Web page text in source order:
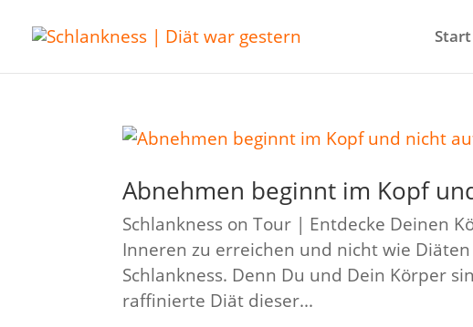
Start
Abnehmen beginnt im Kopf
Schlankness on Tour | Entdecke Deinen
Inneren zu erreichen und nicht wie
Schlankness. Denn Du und Dein Körper
raffinierte Diät dieser...